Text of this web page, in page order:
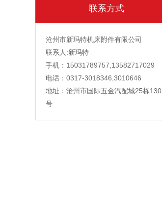
联系方式
沧州市新玛特机床附件有限公司
联系人:新玛特
手机：15031789757,13582717029
电话：0317-3018346,3010646
地址：沧州市国际五金汽配城25栋130
号